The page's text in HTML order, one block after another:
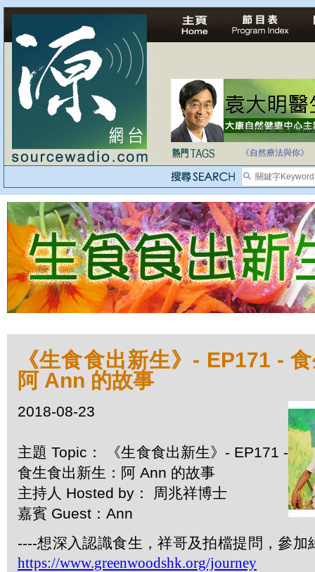
法治社會並不等同
《自然療法與你》
《生食食出新生》- EP171 -
阿 Ann 的故事
2018-08-23
主題 Topic： 《生食食出新生》- EP171 -
食生食出新生：阿 Ann 的故事
主持人 Hosted by： 周兆祥博士
嘉賓 Guest：Ann
----想深入認識食生，祥哥及拍檔提問，參加
https://www.greenwoodshk.org/journey